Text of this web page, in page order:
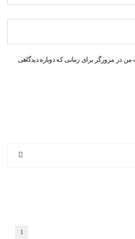
من در مرورگر برای زمانی که دوباره دیدگاهی
1